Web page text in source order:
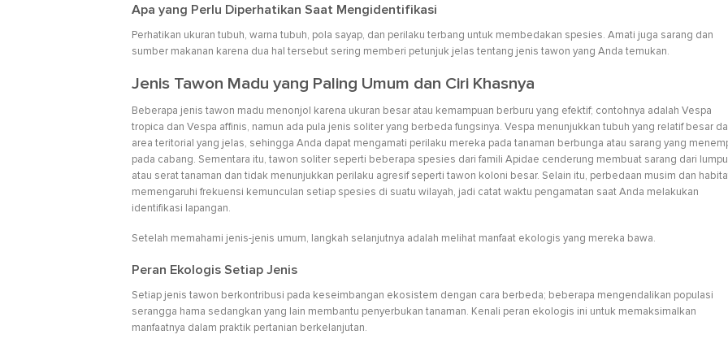
Apa yang Perlu Diperhatikan Saat Mengidentifikasi
Perhatikan ukuran tubuh, warna tubuh, pola sayap, dan perilaku terbang untuk membedakan spesies. Amati juga sarang dan
sumber makanan karena dua hal tersebut sering memberi petunjuk jelas tentang jenis tawon yang Anda temukan.
Jenis Tawon Madu yang Paling Umum dan Ciri Khasnya
Beberapa jenis tawon madu menonjol karena ukuran besar atau kemampuan berburu yang efektif; contohnya adalah Vespa
tropica dan Vespa affinis, namun ada pula jenis soliter yang berbeda fungsinya. Vespa menunjukkan tubuh yang relatif besar
area teritorial yang jelas, sehingga Anda dapat mengamati perilaku mereka pada tanaman berbunga atau sarang yang
pada cabang. Sementara itu, tawon soliter seperti beberapa spesies dari famili Apidae cenderung membuat sarang dari
atau serat tanaman dan tidak menunjukkan perilaku agresif seperti tawon koloni besar. Selain itu, perbedaan musim dan
memengaruhi frekuensi kemunculan setiap spesies di suatu wilayah, jadi catat waktu pengamatan saat Anda melakukan
identifikasi lapangan.
Setelah memahami jenis-jenis umum, langkah selanjutnya adalah melihat manfaat ekologis yang mereka bawa.
Peran Ekologis Setiap Jenis
Setiap jenis tawon berkontribusi pada keseimbangan ekosistem dengan cara berbeda; beberapa mengendalikan populasi
serangga hama sedangkan yang lain membantu penyerbukan tanaman. Kenali peran ekologis ini untuk memaksimalkan
manfaatnya dalam praktik pertanian berkelanjutan.